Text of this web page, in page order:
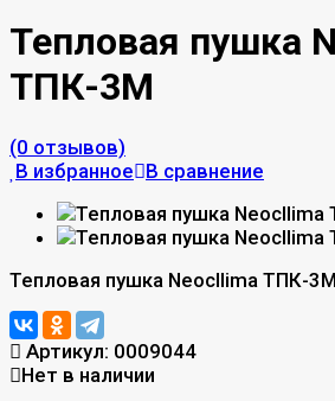
Тепловая пушка
ТПК-3М
(0 отзывов)
В избранное В сравнение
Тепловая пушка Neocllima ТПК-3М
Артикул: 0009044
Нет в наличии